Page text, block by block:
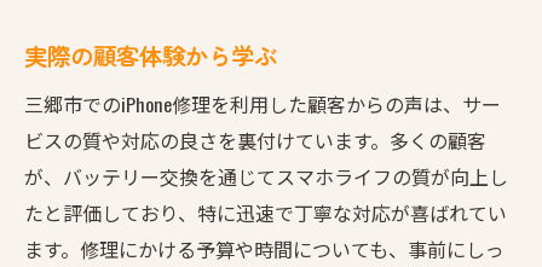
実際の顧客体験から学ぶ
三郷市でのiPhone修理を利用した顧客からの声は、サー
ビスの質や対応の良さを裏付けています。多くの顧客
が、バッテリー交換を通じてスマホライフの質が向上し
たと評価しており、特に迅速で丁寧な対応が喜ばれてい
ます。修理にかける予算や時間についても、事前にしっ